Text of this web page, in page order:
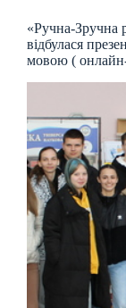
«Ручна-Зручна
відбулася
мовою (